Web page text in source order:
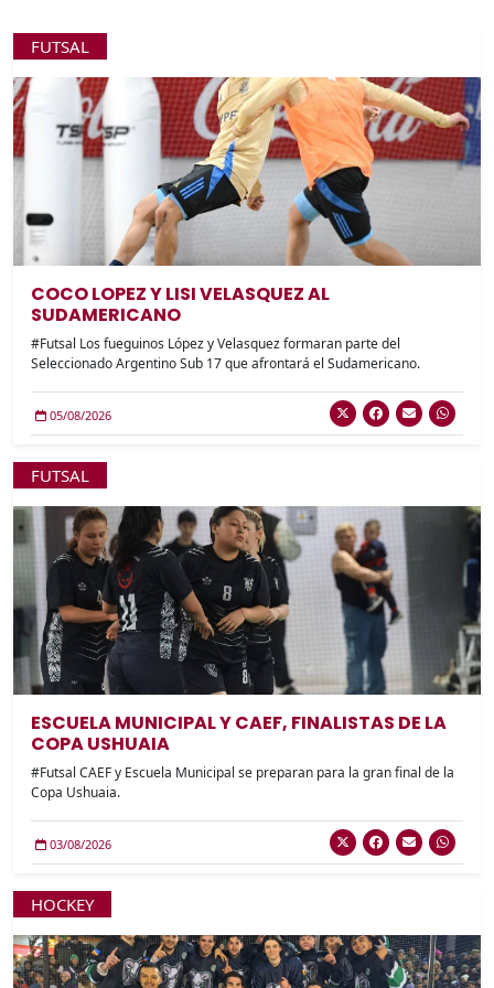
FUTSAL
COCO LOPEZ Y LISI VELASQUEZ AL
SUDAMERICANO
#Futsal Los fueguinos López y Velasquez formaran parte del
Seleccionado Argentino Sub 17 que afrontará el Sudamericano.
05/08/2026
FUTSAL
ESCUELA MUNICIPAL Y CAEF, FINALISTAS DE LA
COPA USHUAIA
#Futsal CAEF y Escuela Municipal se preparan para la gran final de la
Copa Ushuaia.
03/08/2026
HOCKEY